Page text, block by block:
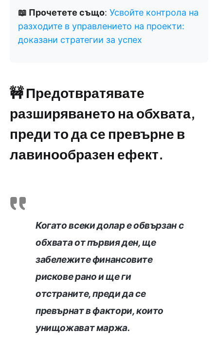
📖 Прочетете също: Усвойте контрола на
разходите в управлението на проекти:
доказани стратегии за успех
🚧 Предотвратявате
разширяването на обхвата,
преди то да се превърне в
лавинообразен ефект.
Когато всеки долар е обвързан с
обхвата от първия ден, ще
забележите финансовите
рискове рано и ще ги
отстраните, преди да се
превърнат в фактори, които
унищожават маржа.